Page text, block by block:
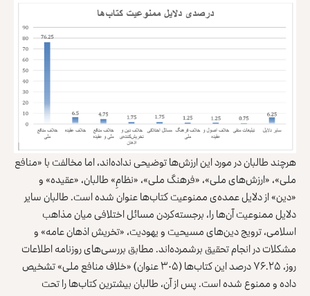
هرچند طالبان در مورد این ارزش‌ها توضیحی نداده‌اند، اما مخالفت با «منافع
ملی»، «ارزش‌های ملی»، «فرهنگ ملی»، «نظامِ» طالبان، «عقیده» و
«دین» از دلایل عمده‌ی ممنوعیت کتاب‌ها عنوان شده است. طالبان سایر
دلایل ممنوعیت آن‌ها را، برجسته‌کردن مسائل اختلافی میان مذاهب
اسلامی، ترویج دین‌های مسیحیت و یهودیت، «تخریش اذهان عامه» و
مشکلات در انجام تحقیق برشمرده‌اند. مطابق بررسی‌های روزنامه اطلاعات
روز، ۷۶.۲۵ درصد این کتاب‌ها (۳۰۵ عنوان) «خلاف منافع ملی» تشخیص
داده و ممنوع شده است. پس از آن، طالبان بیشترین کتاب‌ها را تحت